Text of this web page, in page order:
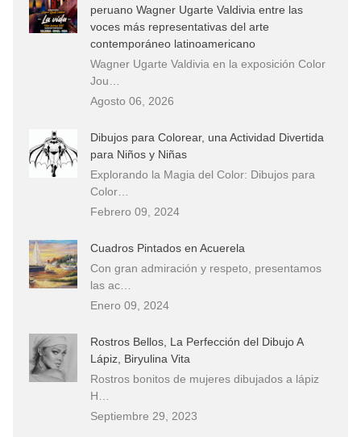
peruano Wagner Ugarte Valdivia entre las
voces más representativas del arte
contemporáneo latinoamericano
Wagner Ugarte Valdivia en la exposición Color
Jou…
Agosto 06, 2026
Dibujos para Colorear, una Actividad Divertida
para Niños y Niñas
Explorando la Magia del Color: Dibujos para
Color…
Febrero 09, 2024
Cuadros Pintados en Acuerela
Con gran admiración y respeto, presentamos
las ac…
Enero 09, 2024
Rostros Bellos, La Perfección del Dibujo A
Lápiz, Biryulina Vita
Rostros bonitos de mujeres dibujados a lápiz
H…
Septiembre 29, 2023